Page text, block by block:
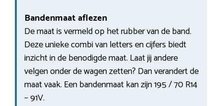
Bandenmaat aflezen
De maat is vermeld op het rubber van de band.
Deze unieke combi van letters en cijfers biedt
inzicht in de benodigde maat. Laat jij andere
velgen onder de wagen zetten? Dan verandert de
maat vaak. Een bandenmaat kan zijn 195 / 70 R14
– 91V.